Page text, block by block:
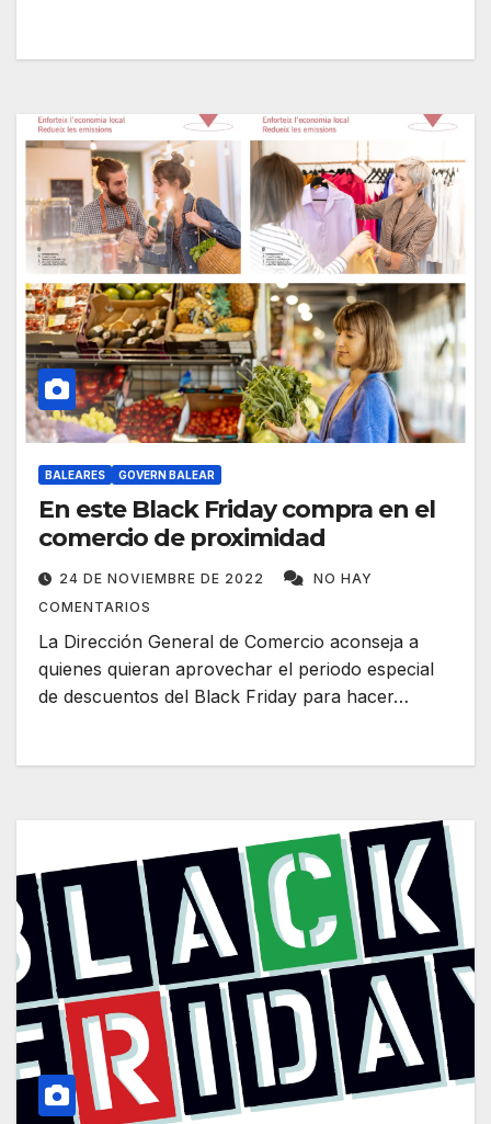
BALEARES GOVERN BALEAR
En este Black Friday compra en el
comercio de proximidad
24 DE NOVIEMBRE DE 2022
NO HAY
COMENTARIOS
La Dirección General de Comercio aconseja a
quienes quieran aprovechar el periodo especial
de descuentos del Black Friday para hacer…